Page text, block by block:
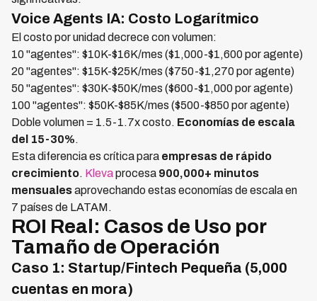
Voice Agents IA: Costo Logarítmico
El costo por unidad decrece con volumen:
10 "agentes": $10K-$16K/mes ($1,000-$1,600 por agente)
20 "agentes": $15K-$25K/mes ($750-$1,270 por agente)
50 "agentes": $30K-$50K/mes ($600-$1,000 por agente)
100 "agentes": $50K-$85K/mes ($500-$850 por agente)
Doble volumen = 1.5-1.7x costo. Economías de escala
del 15-30%.
Esta diferencia es crítica para empresas de rápido
crecimiento. Klevaprocesa 900,000+ minutos
mensualesaprovechando estas economías de escala en
7 países de LATAM.
ROI Real: Casos de Uso por
Tamaño de Operación
Caso 1: Startup/Fintech Pequeña (5,000
cuentas en mora)